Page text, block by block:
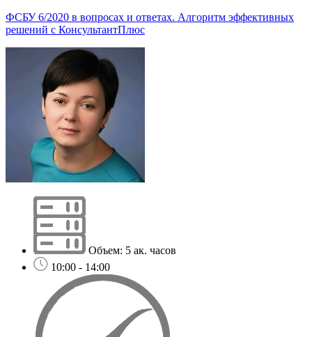
ФСБУ 6/2020 в вопросах и ответах. Алгоритм эффективных
решений с КонсультантПлюс
Объем: 5 ак. часов
10:00 - 14:00